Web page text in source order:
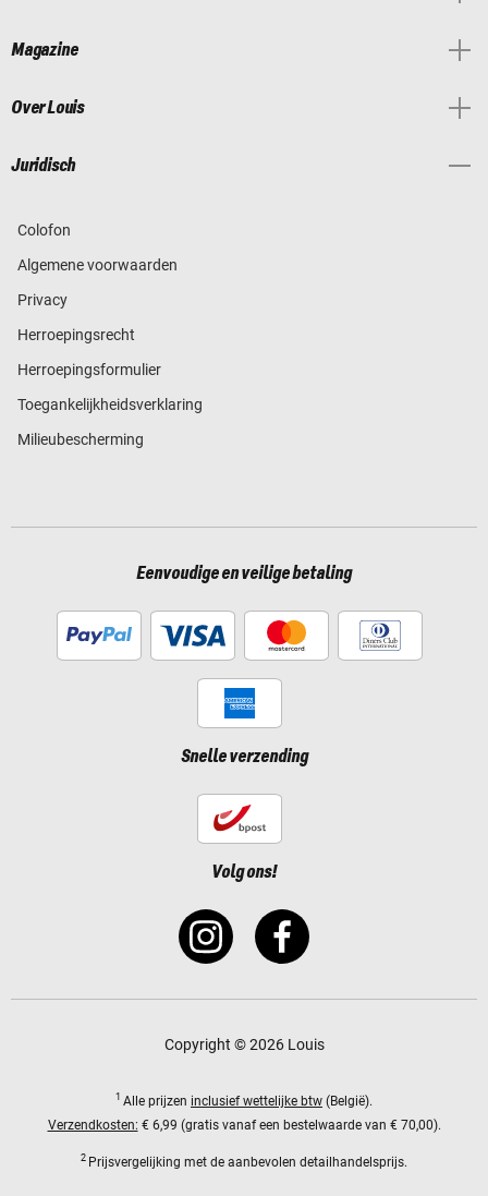
Magazine
Over Louis
Juridisch
Colofon
Algemene voorwaarden
Privacy
Herroepingsrecht
Herroepingsformulier
Toegankelijkheidsverklaring
Milieubescherming
Eenvoudige en veilige betaling
Snelle verzending
Volg ons!
Copyright © 2026 Louis
1 Alle prijzen inclusief wettelijke btw (België).
Verzendkosten: € 6,99 (gratis vanaf een bestelwaarde van € 70,00).
2 Prijsvergelijking met de aanbevolen detailhandelsprijs.